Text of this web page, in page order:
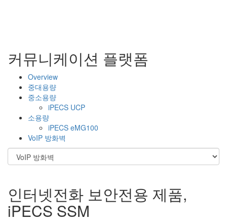
커뮤니케이션 플랫폼
Overview
중대용량
중소용량
iPECS UCP
소용량
iPECS eMG100
VoIP 방화벽
인터넷전화 보안전용 제품,
iPECS SSM